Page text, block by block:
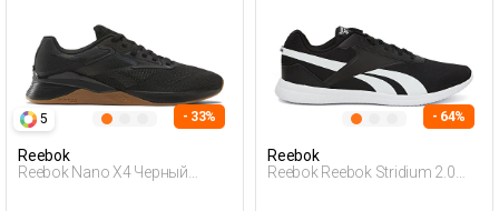
5 - 33%
Reebok
Reebok Nano X4 Черный
- 64%
Reebok
Reebok Reebok Stridium 2.0